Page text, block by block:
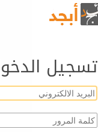
تسجيل